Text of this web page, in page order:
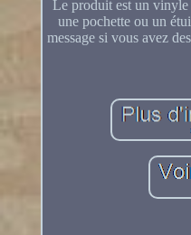
Le produit est un
une pochette ou un
message si vous avez